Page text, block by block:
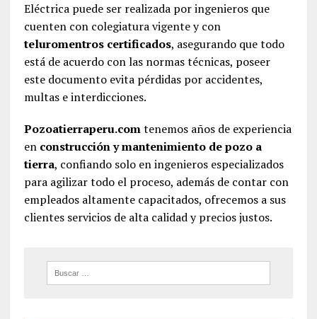
Eléctrica puede ser realizada por ingenieros que
cuenten con colegiatura vigente y con
teluromentros certificados, asegurando que todo
está de acuerdo con las normas técnicas, poseer
este documento evita pérdidas por accidentes,
multas e interdicciones.
Pozoatierraperu.comtenemos años de experiencia
en construcción y mantenimiento de pozo a
tierra, confiando solo en ingenieros especializados
para agilizar todo el proceso, además de contar con
empleados altamente capacitados, ofrecemos a sus
clientes servicios de alta calidad y precios justos.